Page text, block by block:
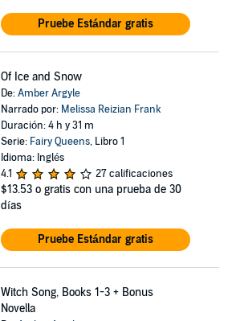
Pruebe Estándar gratis
Of Ice and Snow
De:Amber Argyle
Narrado por: Melissa Reizian Frank
Duración: 4 h y 31 m
Serie: Fairy Queens, Libro 1
Idioma: Inglés
4.1
27 calificaciones
$13.53 o gratis con una prueba de 30
días
Pruebe Estándar gratis
Witch Song, Books 1-3 + Bonus
Novella